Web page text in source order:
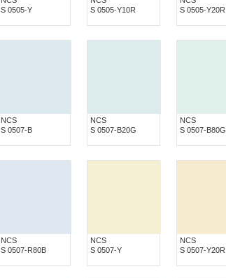
S 0505-Y
S 0505-Y10R
S 0505-Y20R
NCS
S 0507-B
NCS
S 0507-B20G
NCS
S 0507-B80G
NCS
S 0507-R80B
NCS
S 0507-Y
NCS
S 0507-Y20R